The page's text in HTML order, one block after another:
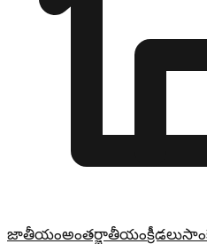
జాతీయంఅంతర్జాతీయంక్రీడలు